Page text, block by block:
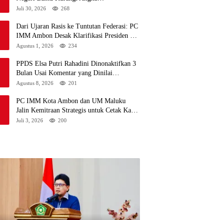
Pengangguran
Juli 30, 2026 268
Dari Ujaran Rasis ke Tuntutan Federasi: PC
IMM Ambon Desak Klarifikasi Presiden dan
Imbau Tunda Pengibaran Bendera Merah
Agustus 1, 2026 234
PPDS Elsa Putri Rahadini Dinonaktifkan 3
Bulan Usai Komentar yang Dinilai
Nirempati ke Pasien BPJS
Agustus 8, 2026 201
PC IMM Kota Ambon dan UM Maluku
Jalin Kemitraan Strategis untuk Cetak Kader
Pencerah Bangsa “Membangun Peradaban
Juli 3, 2026 200